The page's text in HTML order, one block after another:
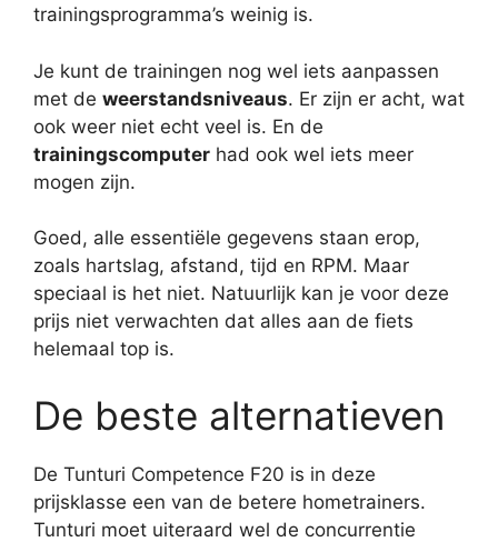
trainingsprogramma’s weinig is.
Je kunt de trainingen nog wel iets aanpassen
met de weerstandsniveaus. Er zijn er acht, wat
ook weer niet echt veel is. En de
trainingscomputer had ook wel iets meer
mogen zijn.
Goed, alle essentiële gegevens staan erop,
zoals hartslag, afstand, tijd en RPM. Maar
speciaal is het niet. Natuurlijk kan je voor deze
prijs niet verwachten dat alles aan de fiets
helemaal top is.
De beste alternatieven
De Tunturi Competence F20 is in deze
prijsklasse een van de betere hometrainers.
Tunturi moet uiteraard wel de concurrentie